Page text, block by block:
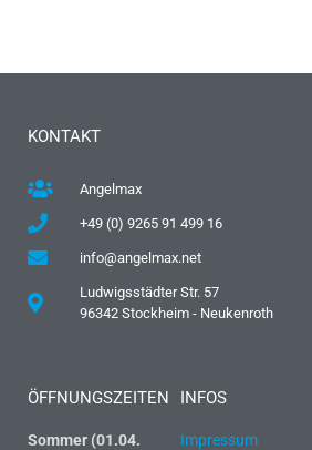
KONTAKT
Angelmax
+49 (0) 9265 91 499 16
info@angelmax.net
Ludwigsstädter Str. 57
96342 Stockheim - Neukenroth
ÖFFNUNGSZEITEN
Sommer (01.04.
INFOS
Impressum